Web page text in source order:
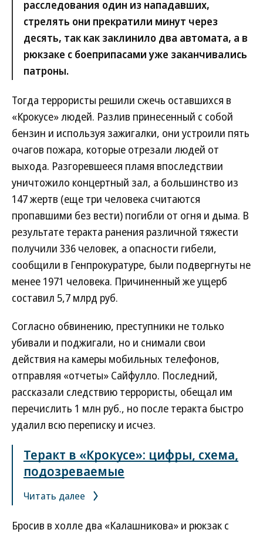
расследования один из нападавших,
стрелять они прекратили минут через
десять, так как заклинило два автомата, а в
рюкзаке с боеприпасами уже заканчивались
патроны.
Тогда террористы решили сжечь оставшихся в
«Крокусе» людей. Разлив принесенный с собой
бензин и используя зажигалки, они устроили пять
очагов пожара, которые отрезали людей от
выхода. Разгоревшееся пламя впоследствии
уничтожило концертный зал, а большинство из
147 жертв (еще три человека считаются
пропавшими без вести) погибли от огня и дыма. В
результате теракта ранения различной тяжести
получили 336 человек, а опасности гибели,
сообщили в Генпрокуратуре, были подвергнуты не
менее 1971 человека. Причиненный же ущерб
составил 5,7 млрд руб.
Согласно обвинению, преступники не только
убивали и поджигали, но и снимали свои
действия на камеры мобильных телефонов,
отправляя «отчеты» Сайфулло. Последний,
рассказали следствию террористы, обещал им
перечислить 1 млн руб., но после теракта быстро
удалил всю переписку и исчез.
Теракт в «Крокусе»: цифры, схема,
подозреваемые
Читать далее
Бросив в холле два «Калашникова» и рюкзак с